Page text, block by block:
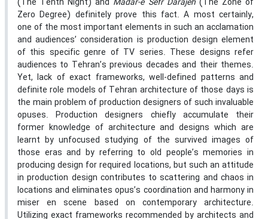
Zero Degree) definitely prove this fact. A most certainly,
one of the most important elements in such an acclamation
and audiences’ consideration is production design element
of this specific genre of TV series. These designs refer
audiences to Tehran’s previous decades and their themes.
Yet, lack of exact frameworks, well-defined patterns and
definite role models of Tehran architecture of those days is
the main problem of production designers of such invaluable
opuses. Production designers chiefly accumulate their
former knowledge of architecture and designs which are
learnt by unfocused studying of the survived images of
those eras and by referring to old people’s memories in
producing design for required locations, but such an attitude
in production design contributes to scattering and chaos in
locations and eliminates opus’s coordination and harmony in
miser en scene based on contemporary architecture.
Utilizing exact frameworks recommended by architects and